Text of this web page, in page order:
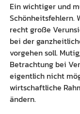
Ein wichtiger und
Schönheitsfehlern.
recht große
bei der
vorgehen soll.
Betrachtung bei
eigentlich nicht
wirtschaftliche
ändern.